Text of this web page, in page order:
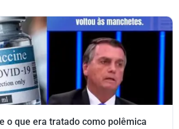
o que era tratado como polêmica